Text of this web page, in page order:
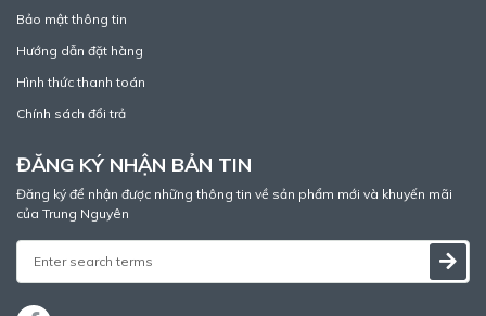
Bảo mật thông tin
Hướng dẫn đặt hàng
Hình thức thanh toán
Chính sách đổi trả
ĐĂNG KÝ NHẬN BẢN TIN
Đăng ký để nhận được những thông tin về sản phẩm mới và khuyến mãi
của Trung Nguyên